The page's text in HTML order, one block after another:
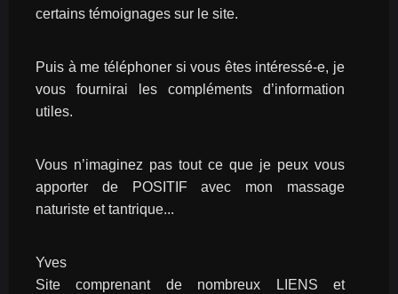
certains témoignages sur le site.
Puis à me téléphoner si vous êtes intéressé-e, je
vous fournirai les compléments d’information
utiles.
Vous n’imaginez pas tout ce que je peux vous
apporter de POSITIF avec mon massage
naturiste et tantrique...
Yves
Site comprenant de nombreux LIENS et